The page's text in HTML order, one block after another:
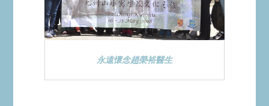
永遠懷念趙榮裕醫生